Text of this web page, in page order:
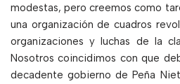
modestas, pero creemos como
una organización de cuadros
organizaciones y luchas de la
Nosotros coincidimos con que
decadente gobierno de Peña